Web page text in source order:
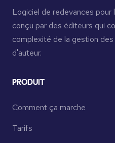
Logiciel de redevances pour
conçu par des éditeurs qui
complexité de la gestion
d'auteur.
PRODUIT
Comment ça marche
Tarifs